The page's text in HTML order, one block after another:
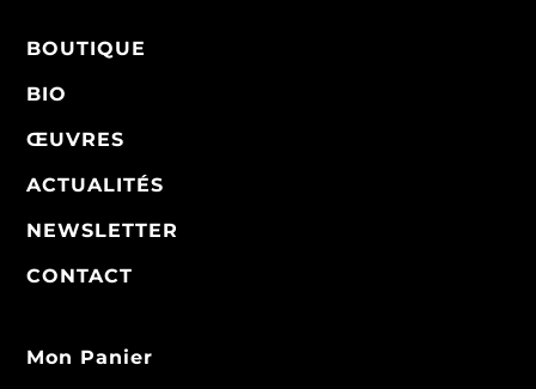
BOUTIQUE
BIO
ŒUVRES
ACTUALITÉS
NEWSLETTER
CONTACT
Mon Panier